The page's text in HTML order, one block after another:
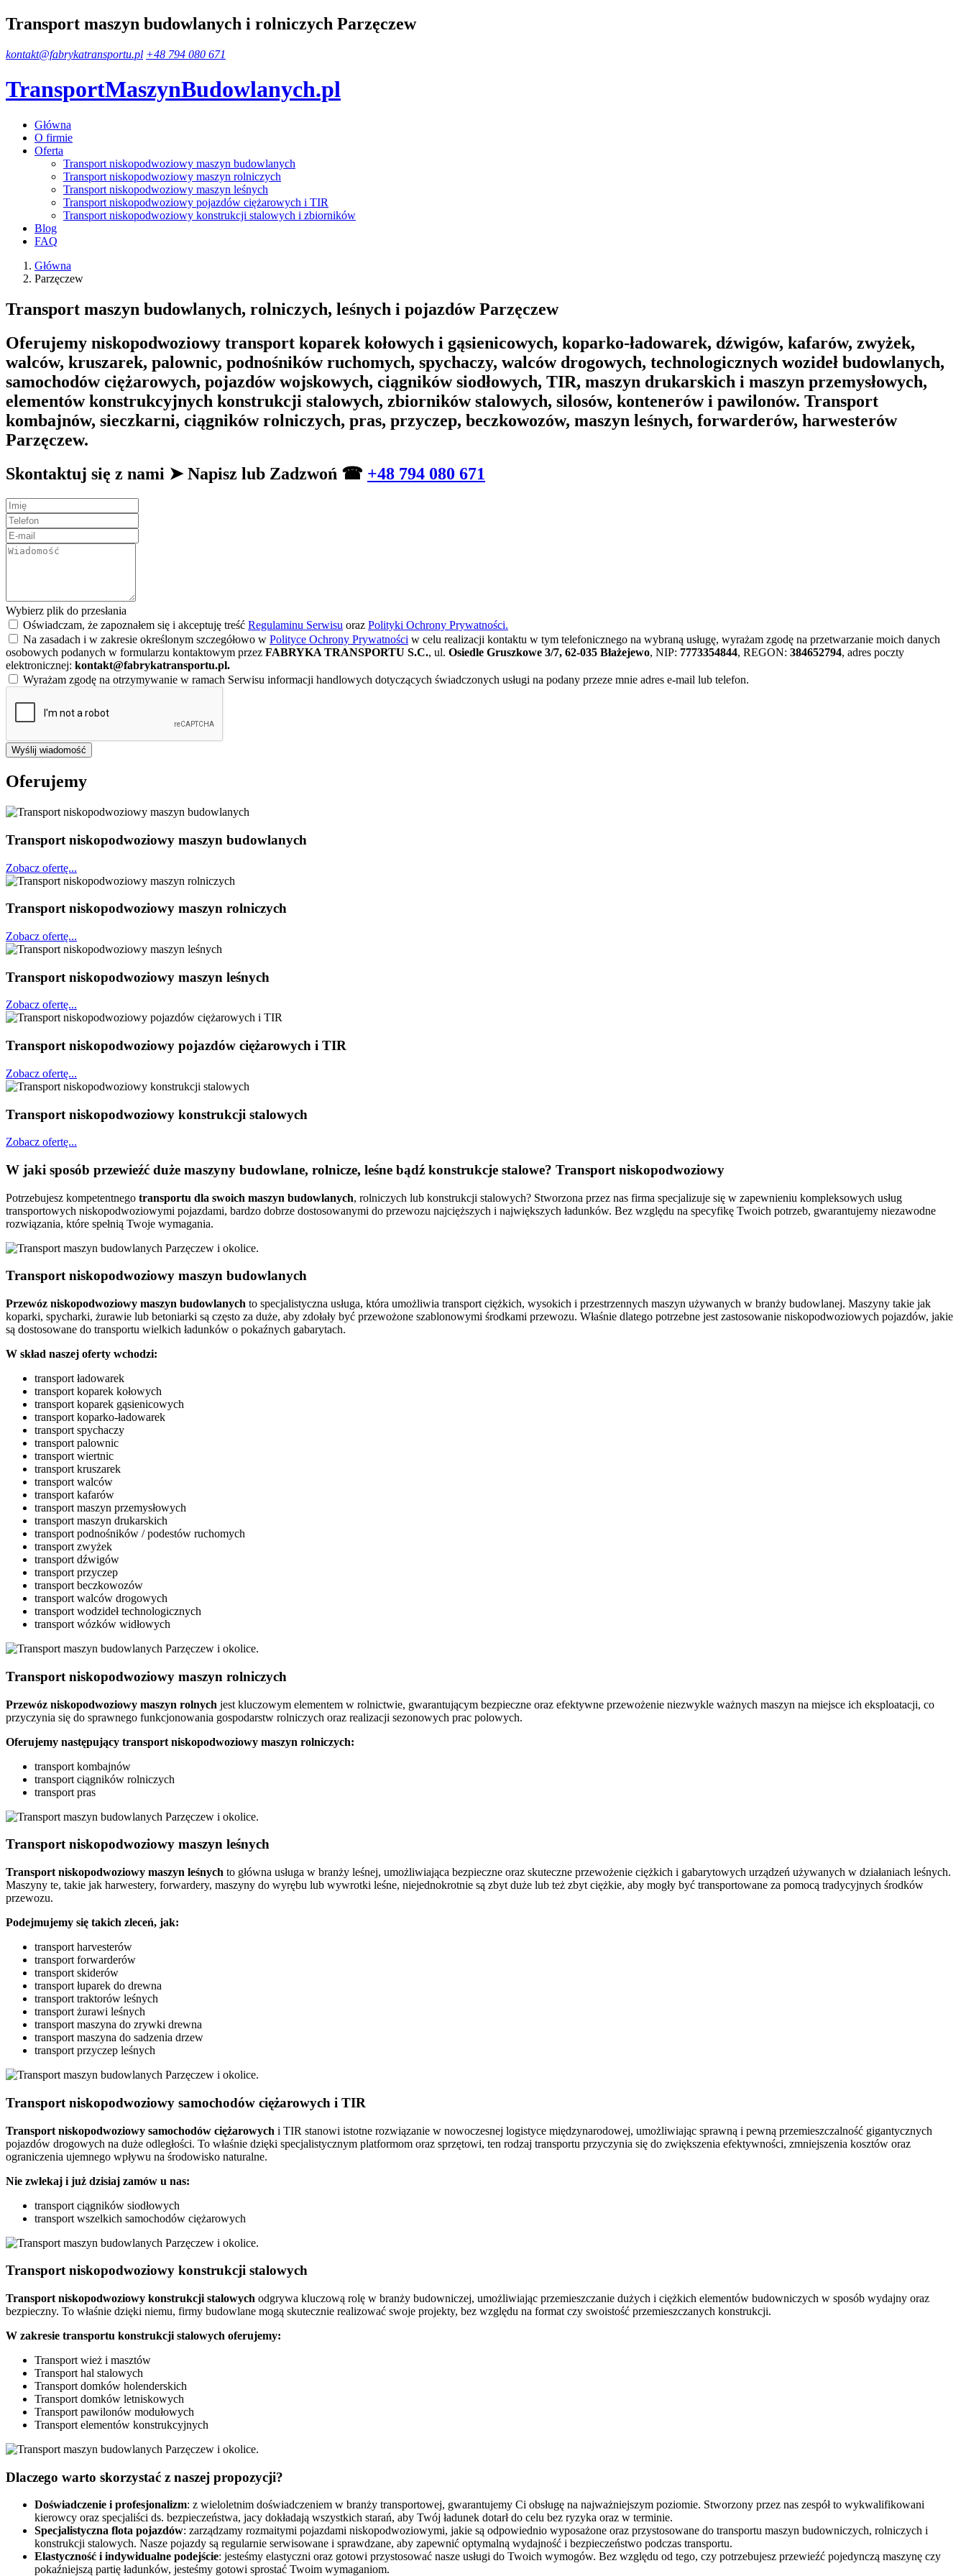
Transport maszyn budowlanych i rolniczych Parzęczew
kontakt@fabrykatransportu.pl +48 794 080 671
TransportMaszynBudowlanych.pl
Główna
O firmie
Oferta
Transport niskopodwoziowy maszyn budowlanych
Transport niskopodwoziowy maszyn rolniczych
Transport niskopodwoziowy maszyn leśnych
Transport niskopodwoziowy pojazdów ciężarowych i TIR
Transport niskopodwoziowy konstrukcji stalowych i zbiorników
Blog
FAQ
Główna
Parzęczew
Transport maszyn budowlanych, rolniczych, leśnych i pojazdów Parzęczew
Oferujemy niskopodwoziowy transport koparek kołowych i gąsienicowych, koparko-ładowarek, dźwigów, kafarów, zwyżek,
walców, kruszarek, palownic, podnośników ruchomych, spychaczy, walców drogowych, technologicznych wozideł budowlanych,
samochodów ciężarowych, pojazdów wojskowych, ciągników siodłowych, TIR, maszyn drukarskich i maszyn przemysłowych,
elementów konstrukcyjnych konstrukcji stalowych, zbiorników stalowych, silosów, kontenerów i pawilonów. Transport
kombajnów, sieczkarni, ciągników rolniczych, pras, przyczep, beczkowozów, maszyn leśnych, forwarderów, harwesterów
Parzęczew.
Skontaktuj się z nami ➤ Napisz lub Zadzwoń ☎ +48 794 080 671
Wybierz plik do przesłania
Oświadczam, że zapoznałem się i akceptuję treść Regulaminu Serwisu oraz Polityki Ochrony Prywatności.
Na zasadach i w zakresie określonym szczegółowo w Polityce Ochrony Prywatności w celu realizacji kontaktu w tym telefonicznego na wybraną usługę, wyrażam zgodę na przetwarzanie moich danych
osobowych podanych w formularzu kontaktowym przez FABRYKA TRANSPORTU S.C., ul. Osiedle Gruszkowe 3/7, 62-035 Błażejewo, NIP: 7773354844, REGON: 384652794, adres poczty
elektronicznej: kontakt@fabrykatransportu.pl.
Wyrażam zgodę na otrzymywanie w ramach Serwisu informacji handlowych dotyczących świadczonych usługi na podany przeze mnie adres e-mail lub telefon.
Wyślij wiadomość
Oferujemy
Transport niskopodwoziowy maszyn budowlanych
Zobacz ofertę...
Transport niskopodwoziowy maszyn rolniczych
Zobacz ofertę...
Transport niskopodwoziowy maszyn leśnych
Zobacz ofertę...
Transport niskopodwoziowy pojazdów ciężarowych i TIR
Zobacz ofertę...
Transport niskopodwoziowy konstrukcji stalowych
Zobacz ofertę...
W jaki sposób przewieźć duże maszyny budowlane, rolnicze, leśne bądź konstrukcje stalowe? Transport niskopodwoziowy
Potrzebujesz kompetentnego transportu dla swoich maszyn budowlanych, rolniczych lub konstrukcji stalowych? Stworzona przez nas firma specjalizuje się w zapewnieniu kompleksowych usług
transportowych niskopodwoziowymi pojazdami, bardzo dobrze dostosowanymi do przewozu najcięższych i największych ładunków. Bez względu na specyfikę Twoich potrzeb, gwarantujemy niezawodne
rozwiązania, które spełnią Twoje wymagania.
Transport niskopodwoziowy maszyn budowlanych
Przewóz niskopodwoziowy maszyn budowlanych to specjalistyczna usługa, która umożliwia transport ciężkich, wysokich i przestrzennych maszyn używanych w branży budowlanej. Maszyny takie jak
koparki, spycharki, żurawie lub betoniarki są często za duże, aby zdołały być przewożone szablonowymi środkami przewozu. Właśnie dlatego potrzebne jest zastosowanie niskopodwoziowych pojazdów, jakie
są dostosowane do transportu wielkich ładunków o pokaźnych gabarytach.
W skład naszej oferty wchodzi:
transport ładowarek
transport koparek kołowych
transport koparek gąsienicowych
transport koparko-ładowarek
transport spychaczy
transport palownic
transport wiertnic
transport kruszarek
transport walców
transport kafarów
transport maszyn przemysłowych
transport maszyn drukarskich
transport podnośników / podestów ruchomych
transport zwyżek
transport dźwigów
transport przyczep
transport beczkowozów
transport walców drogowych
transport wodzideł technologicznych
transport wózków widłowych
Transport niskopodwoziowy maszyn rolniczych
Przewóz niskopodwoziowy maszyn rolnych jest kluczowym elementem w rolnictwie, gwarantującym bezpieczne oraz efektywne przewożenie niezwykle ważnych maszyn na miejsce ich eksploatacji, co
przyczynia się do sprawnego funkcjonowania gospodarstw rolniczych oraz realizacji sezonowych prac polowych.
Oferujemy następujący transport niskopodwoziowy maszyn rolniczych:
transport kombajnów
transport ciągników rolniczych
transport pras
Transport niskopodwoziowy maszyn leśnych
Transport niskopodwoziowy maszyn leśnych to główna usługa w branży leśnej, umożliwiająca bezpieczne oraz skuteczne przewożenie ciężkich i gabarytowych urządzeń używanych w działaniach leśnych.
Maszyny te, takie jak harwestery, forwardery, maszyny do wyrębu lub wywrotki leśne, niejednokrotnie są zbyt duże lub też zbyt ciężkie, aby mogły być transportowane za pomocą tradycyjnych środków
przewozu.
Podejmujemy się takich zleceń, jak:
transport harvesterów
transport forwarderów
transport skiderów
transport łuparek do drewna
transport traktorów leśnych
transport żurawi leśnych
transport maszyna do zrywki drewna
transport maszyna do sadzenia drzew
transport przyczep leśnych
Transport niskopodwoziowy samochodów ciężarowych i TIR
Transport niskopodwoziowy samochodów ciężarowych i TIR stanowi istotne rozwiązanie w nowoczesnej logistyce międzynarodowej, umożliwiając sprawną i pewną przemieszczalność gigantycznych
pojazdów drogowych na duże odległości. To właśnie dzięki specjalistycznym platformom oraz sprzętowi, ten rodzaj transportu przyczynia się do zwiększenia efektywności, zmniejszenia kosztów oraz
ograniczenia ujemnego wpływu na środowisko naturalne.
Nie zwlekaj i już dzisiaj zamów u nas:
transport ciągników siodłowych
transport wszelkich samochodów ciężarowych
Transport niskopodwoziowy konstrukcji stalowych
Transport niskopodwoziowy konstrukcji stalowych odgrywa kluczową rolę w branży budowniczej, umożliwiając przemieszczanie dużych i ciężkich elementów budowniczych w sposób wydajny oraz
bezpieczny. To właśnie dzięki niemu, firmy budowlane mogą skutecznie realizować swoje projekty, bez względu na format czy swoistość przemieszczanych konstrukcji.
W zakresie transportu konstrukcji stalowych oferujemy:
Transport wież i masztów
Transport hal stalowych
Transport domków holenderskich
Transport domków letniskowych
Transport pawilonów modułowych
Transport elementów konstrukcyjnych
Dlaczego warto skorzystać z naszej propozycji?
Doświadczenie i profesjonalizm: z wieloletnim doświadczeniem w branży transportowej, gwarantujemy Ci obsługę na najważniejszym poziomie. Stworzony przez nas zespół to wykwalifikowani
kierowcy oraz specjaliści ds. bezpieczeństwa, jacy dokładają wszystkich starań, aby Twój ładunek dotarł do celu bez ryzyka oraz w terminie.
Specjalistyczna flota pojazdów: zarządzamy rozmaitymi pojazdami niskopodwoziowymi, jakie są odpowiednio wyposażone oraz przystosowane do transportu maszyn budowniczych, rolniczych i
konstrukcji stalowych. Nasze pojazdy są regularnie serwisowane i sprawdzane, aby zapewnić optymalną wydajność i bezpieczeństwo podczas transportu.
Elastyczność i indywidualne podejście: jesteśmy elastyczni oraz gotowi przystosować nasze usługi do Twoich wymogów. Bez względu od tego, czy potrzebujesz przewieźć pojedynczą maszynę czy
pokaźniejszą partię ładunków, jesteśmy gotowi sprostać Twoim wymaganiom.